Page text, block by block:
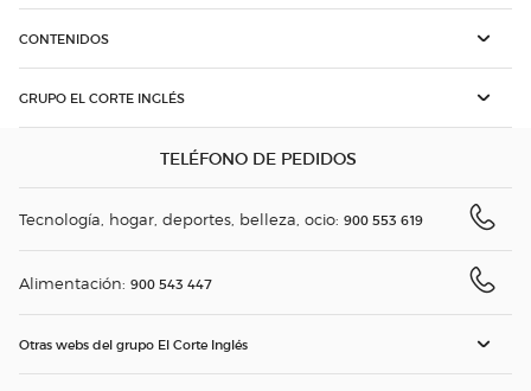
CONTENIDOS
GRUPO EL CORTE INGLÉS
TELÉFONO DE PEDIDOS
Tecnología, hogar, deportes, belleza, ocio: 900 553 619
Alimentación: 900 543 447
Otras webs del grupo El Corte Inglés